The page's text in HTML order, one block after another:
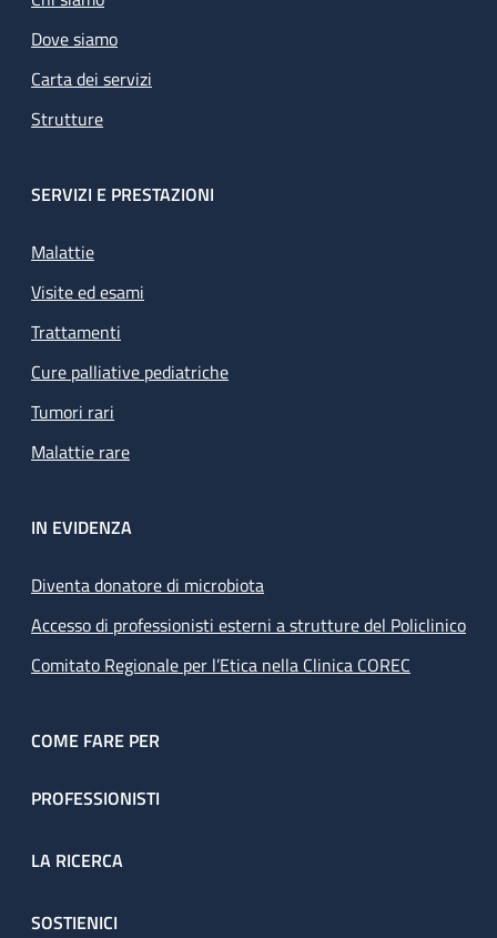
Dove siamo
Carta dei servizi
Strutture
SERVIZI E PRESTAZIONI
Malattie
Visite ed esami
Trattamenti
Cure palliative pediatriche
Tumori rari
Malattie rare
IN EVIDENZA
Diventa donatore di microbiota
Accesso di professionisti esterni a strutture del Policlinico
Comitato Regionale per l’Etica nella Clinica COREC
COME FARE PER
PROFESSIONISTI
LA RICERCA
SOSTIENICI